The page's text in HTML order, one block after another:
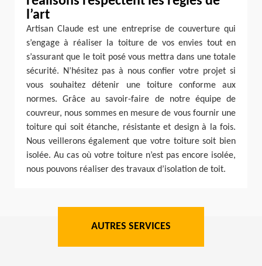
l’art
Artisan Claude est une entreprise de couverture qui
s’engage à réaliser la toiture de vos envies tout en
s’assurant que le toit posé vous mettra dans une totale
sécurité. N’hésitez pas à nous confier votre projet si
vous souhaitez détenir une toiture conforme aux
normes. Grâce au savoir-faire de notre équipe de
couvreur, nous sommes en mesure de vous fournir une
toiture qui soit étanche, résistante et design à la fois.
Nous veillerons également que votre toiture soit bien
isolée. Au cas où votre toiture n’est pas encore isolée,
nous pouvons réaliser des travaux d’isolation de toit.
AUTRES SERVICES